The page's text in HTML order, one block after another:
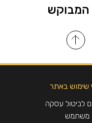
המבוקש
שימוש באתר
לביטול עסקה
משתמש